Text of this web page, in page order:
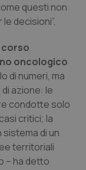
questi non
decisioni”.
corso
oncologico
di numeri, ma
azione: le
condotte solo
critici; la
di un
territoriali
– ha detto